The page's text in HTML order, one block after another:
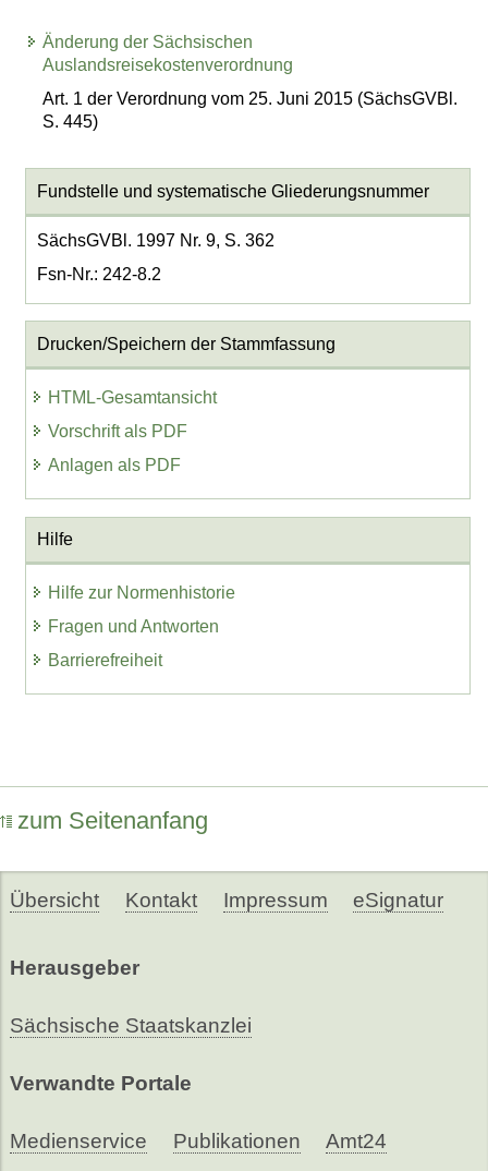
Änderung der Sächsischen
Auslandsreisekostenverordnung
Art. 1 der Verordnung vom 25. Juni 2015 (SächsGVBl.
S. 445)
Fundstelle und systematische Gliederungsnummer
SächsGVBl. 1997 Nr. 9, S. 362
Fsn-Nr.: 242-8.2
Drucken/Speichern der Stammfassung
HTML-Gesamtansicht
Vorschrift als PDF
Anlagen als PDF
Hilfe
Hilfe zur Normenhistorie
Fragen und Antworten
Barrierefreiheit
zum Seitenanfang
Übersicht Kontakt Impressum eSignatur
Herausgeber
Sächsische Staatskanzlei
Verwandte Portale
Medienservice Publikationen Amt24